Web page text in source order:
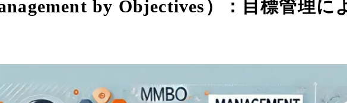
by Objectives）：目標管理に